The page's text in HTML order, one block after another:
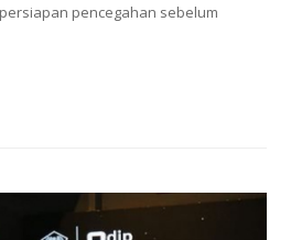
pencegahan sebelum